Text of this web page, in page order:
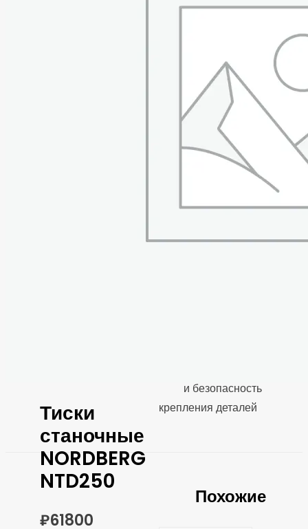
Тиски
станочные
NORDBERG
NTD250
₽61800
для неподвижной
деталей и заготовок.
Крепятся к столу или
верстаку болтами.
Основание тисков
имеет поворотный
механизм, благодаря
которому корпус
и безопасность
крепления деталей
Похожие